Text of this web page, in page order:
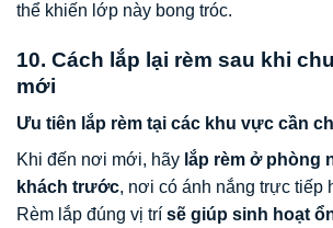
thể khiến lớp này bong tróc.
10. Cách lắp lại rèm sau khi
mới
Ưu tiên lắp rèm tại các khu vực cần
Khi đến nơi mới, hãy lắp rèm ở phòng
khách trước, nơi có ánh nắng trực tiếp
Rèm lắp đúng vị trí sẽ giúp sinh hoạt